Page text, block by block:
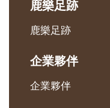
鹿樂足跡
鹿樂足跡
企業夥伴
企業夥伴